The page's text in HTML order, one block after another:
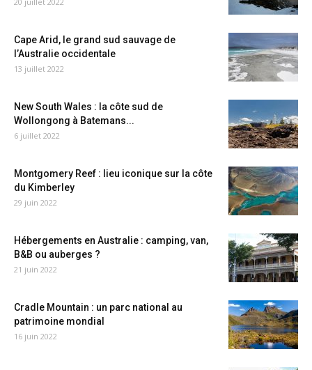
Cape Arid, le grand sud sauvage de
l’Australie occidentale
13 juillet 2022
New South Wales : la côte sud de
Wollongong à Batemans...
6 juillet 2022
Montgomery Reef : lieu iconique sur la côte
du Kimberley
29 juin 2022
Hébergements en Australie : camping, van,
B&B ou auberges ?
21 juin 2022
Cradle Mountain : un parc national au
patrimoine mondial
16 juin 2022